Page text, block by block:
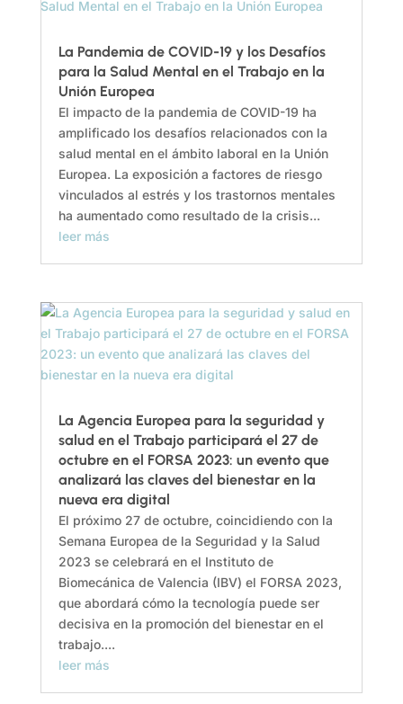
La Pandemia de COVID-19 y los Desafíos
para la Salud Mental en el Trabajo en la
Unión Europea
El impacto de la pandemia de COVID-19 ha
amplificado los desafíos relacionados con la
salud mental en el ámbito laboral en la Unión
Europea. La exposición a factores de riesgo
vinculados al estrés y los trastornos mentales
ha aumentado como resultado de la crisis...
leer más
La Agencia Europea para la seguridad y
salud en el Trabajo participará el 27 de
octubre en el FORSA 2023: un evento que
analizará las claves del bienestar en la
nueva era digital
El próximo 27 de octubre, coincidiendo con la
Semana Europea de la Seguridad y la Salud
2023 se celebrará en el Instituto de
Biomecánica de Valencia (IBV) el FORSA 2023,
que abordará cómo la tecnología puede ser
decisiva en la promoción del bienestar en el
trabajo....
leer más